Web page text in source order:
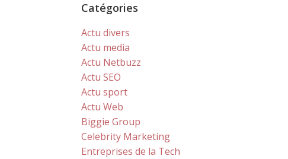
Catégories
Actu divers
Actu media
Actu Netbuzz
Actu SEO
Actu sport
Actu Web
Biggie Group
Celebrity Marketing
Entreprises de la Tech